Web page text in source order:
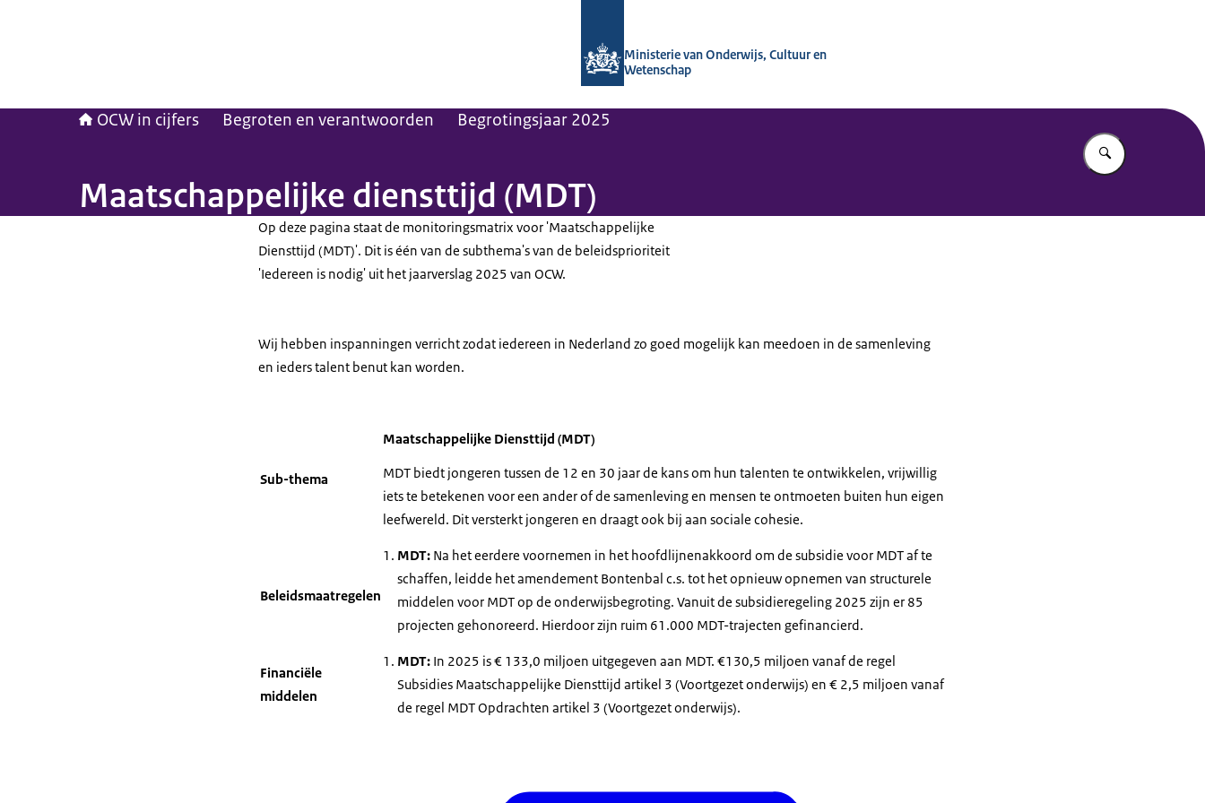
Ministerie van Onderwijs, Cultuur en
Wetenschap
OCW in cijfers Begroten en verantwoorden Begrotingsjaar 2025
Vul in wat u
Maatschappelĳke diensttĳd (MDT)
Op deze pagina staat de monitoringsmatrix voor 'Maatschappelijke
Diensttijd (MDT)'. Dit is één van de subthema's van de beleidsprioriteit
'Iedereen is nodig' uit het jaarverslag 2025 van OCW.
Wij hebben inspanningen verricht zodat iedereen in Nederland zo goed mogelijk kan meedoen in de samenleving
en ieders talent benut kan worden.
Sub-thema
Maatschappelijke Diensttijd (MDT)
MDT biedt jongeren tussen de 12 en 30 jaar de kans om hun talenten te ontwikkelen, vrijwillig
iets te betekenen voor een ander of de samenleving en mensen te ontmoeten buiten hun eigen
leefwereld. Dit versterkt jongeren en draagt ook bij aan sociale cohesie.
Beleidsmaatregelen
MDT: Na het eerdere voornemen in het hoofdlijnenakkoord om de subsidie voor MDT af te
schaffen, leidde het amendement Bontenbal c.s. tot het opnieuw opnemen van structurele
middelen voor MDT op de onderwijsbegroting. Vanuit de subsidieregeling 2025 zijn er 85
projecten gehonoreerd. Hierdoor zijn ruim 61.000 MDT-trajecten gefinancierd.
Financiële
middelen
MDT: In 2025 is € 133,0 miljoen uitgegeven aan MDT. €130,5 miljoen vanaf de regel
Subsidies Maatschappelijke Diensttijd artikel 3 (Voortgezet onderwijs) en € 2,5 miljoen vanaf
de regel MDT Opdrachten artikel 3 (Voortgezet onderwijs).